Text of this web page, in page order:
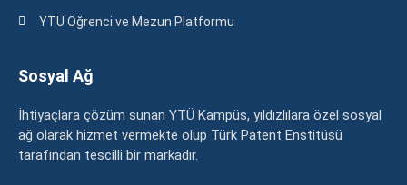
YTÜ Öğrenci ve Mezun Platformu
Sosyal Ağ
İhtiyaçlara çözüm sunan YTÜ Kampüs, yıldızlılara özel sosyal
ağ olarak hizmet vermekte olup Türk Patent Enstitüsü
tarafından tescilli bir markadır.